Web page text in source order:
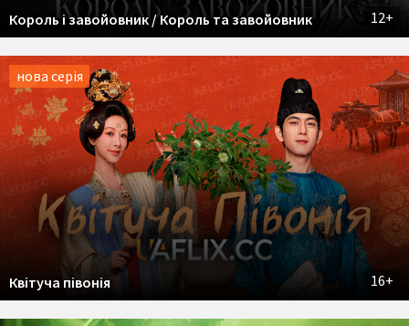
12+
Король і завойовник / Король та завойовник
нова серія
16+
Квітуча півонія